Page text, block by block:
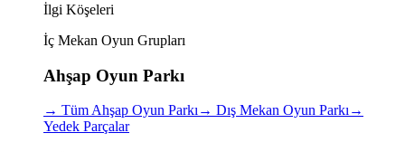
İlgi Köşeleri
İç Mekan Oyun Grupları
Ahşap Oyun Parkı
→ Tüm Ahşap Oyun Parkı→ Dış Mekan Oyun Parkı→
Yedek Parçalar